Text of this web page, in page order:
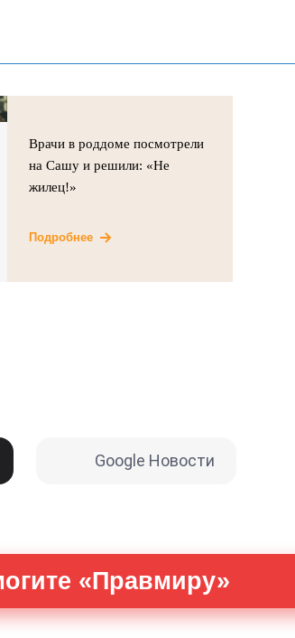
Врачи в роддоме посмотрели
на Сашу и решили: «Не
жилец!»
Подробнее
Google Новости
«Правмиру»